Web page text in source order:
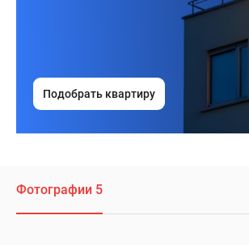
Подобрать квартиру
Фотографии 5